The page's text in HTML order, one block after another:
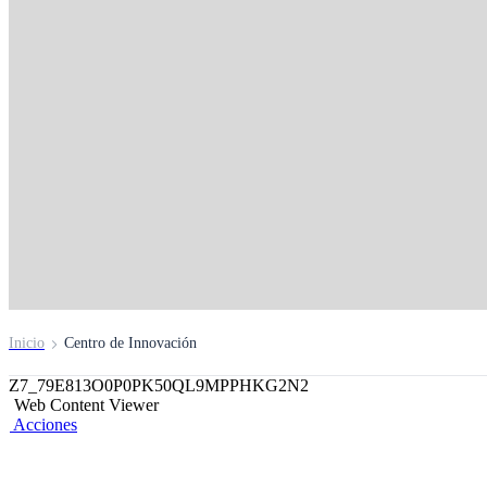
Inicio Centro de Innovación
Z7_79E813O0P0PK50QL9MPPHKG2N2
Web Content Viewer
Acciones